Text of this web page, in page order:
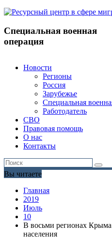
Специальная военная
операция
Новости
Регионы
Россия
Зарубежье
Специальная
Работодатель
СВО
Правовая помощь
О нас
Контакты
Вы читаете
Главная
2019
Июль
10
В восьми регионах
населения